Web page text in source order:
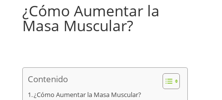
¿Cómo Aumentar la
Masa Muscular?
Contenido
¿Cómo Aumentar la Masa Muscular?